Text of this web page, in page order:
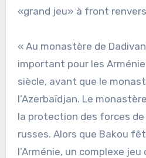
«grand jeu» à front
« Au monastère de
important pour les
siècle, avant que le
l’Azerbaïdjan. Le
la protection des forces
russes. Alors que Bakou
l’Arménie, un complexe jeu